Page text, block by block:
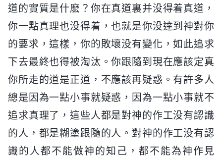
道的實質是什麽？你在真道裏并没得着真道，
你一點真理也没得着，也就是你没達到神對你
的要求，這樣，你的敗壞没有變化，如此追求
下去最終也得被淘汰。你跟隨到現在應該定真
你所走的道是正道，不應該再疑惑。有許多人
總是因為一點小事就疑惑，因為一點小事就不
追求真理了，這些人都是對神的作工没有認識
的人，都是糊塗跟隨的人。對神的作工没有認
識的人都不能做神的知己，都不能為神作見